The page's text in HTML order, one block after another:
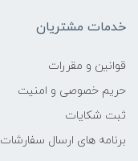
خدمات مشتریان
قوانین و مقررات
حریم خصوصی و امنیت
ثبت شکایات
برنامه های ارسال سفارشات